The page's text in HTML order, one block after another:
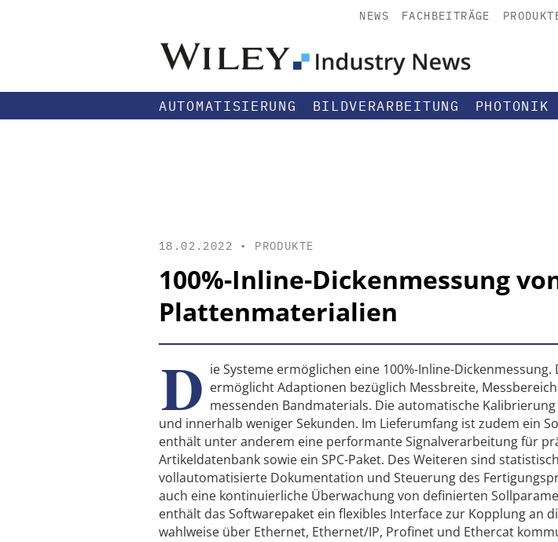
NEWS FACHBEITRÄGE
AUTOMATISIERUNG BILDVERARBEITUNG PHOTONIK
18.02.2022 • PRODUKTE
100%-Inline-Dickenmessung
Plattenmaterialien
D ie Systeme ermöglichen eine 100%-Inline-
ermöglicht Adaptionen bezüglich Messbreite,
messenden Bandmaterials. Die automatische
und innerhalb weniger Sekunden. Im Lieferumfang ist zudem ein
enthält unter anderem eine performante Signalverarbeitung für
Artikeldatenbank sowie ein SPC-Paket. Des Weiteren sind
vollautomatisierte Dokumentation und Steuerung des
auch eine kontinuierliche Überwachung von definierten
enthält das Softwarepaket ein flexibles Interface zur Kopplung an
wahlweise über Ethernet, Ethernet/IP, Profinet und Ethercat